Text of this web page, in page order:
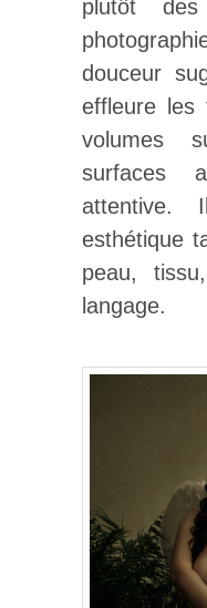
plutôt
douceur
effleure les
volumes
surfaces
attentive.
esthétique
peau,
langage.